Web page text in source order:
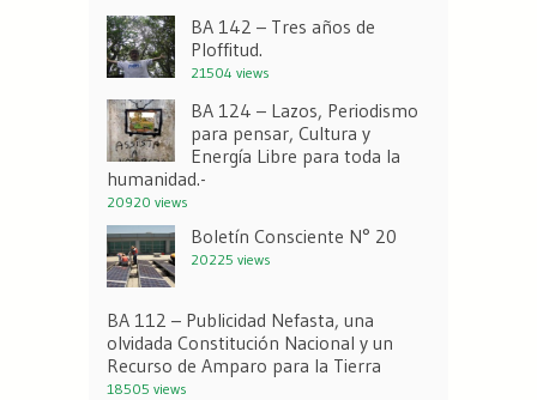
BA 142 – Tres años de
Ploffitud.
21504 views
BA 124 – Lazos, Periodismo
para pensar, Cultura y
Energía Libre para toda la
humanidad.-
20920 views
Boletín Consciente N° 20
20225 views
BA 112 – Publicidad Nefasta, una
olvidada Constitución Nacional y un
Recurso de Amparo para la Tierra
18505 views